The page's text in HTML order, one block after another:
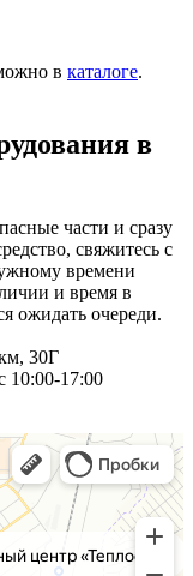
в каталоге.
в
части и сразу
свяжитесь с
времени
и время в
ожидать очереди.
30Г
10:00-17:00